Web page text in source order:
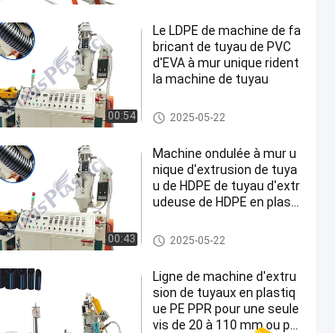
00:54
Le LDPE de machine de fa
bricant de tuyau de PVC
d'EVA à mur unique rident
la machine de tuyau
Machine d'extrudeuse de tuya
u de HDPE
2025-05-22
00:43
Machine ondulée à mur u
nique d'extrusion de tuya
u de HDPE de tuyau d'extr
udeuse de HDPE en plasti
Machine d'extrudeuse de tuya
u de HDPE
2025-05-22
Ligne de machine d'extru
sion de tuyaux en plastiq
ue PE PPR pour une seule
vis de 20 à 110 mm ou po